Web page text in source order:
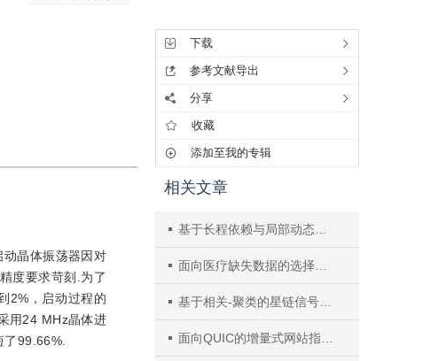
晶体振荡器因对
度要求苛刻.为了
2%，启动过程的
用24 MHz晶体进
99.66%.
下载
参考文献导出
分享
收藏
添加至我的专辑
相关文章
基于长程依赖与局部动态感知的加密流量预训练模型构建
面向医疗缺失数据的选择性学习
基于相关-聚类的星链信号解调方法
面向QUIC的增量式网站指纹攻击方法